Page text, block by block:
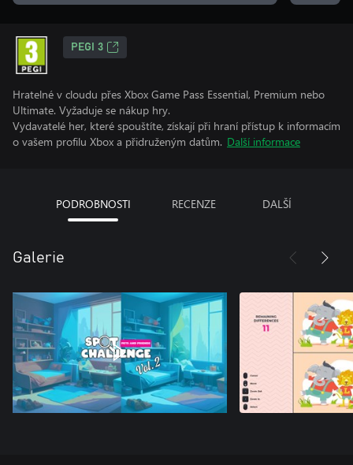
PEGI 3
Hratelné v cloudu přes Xbox Game Pass Essential, Premium nebo
Ultimate. Vyžaduje se nákup hry.
Vydavatelé her, které spouštíte, získají při hraní přístup k informacím
o vašem profilu Xbox a přidruženým datům. Další informace
PODROBNOSTI RECENZE DALŠÍ
Galerie